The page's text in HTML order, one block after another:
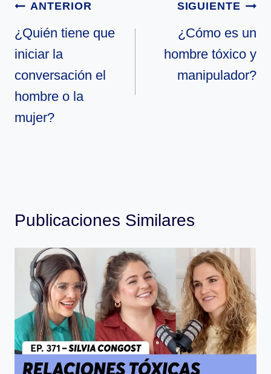
Navegación
de
entradas
ANTERIOR
¿Quién tiene que
iniciar la
conversación el
hombre o la
mujer?
SIGUIENTE
¿Cómo es un
hombre tóxico y
manipulador?
Publicaciones Similares